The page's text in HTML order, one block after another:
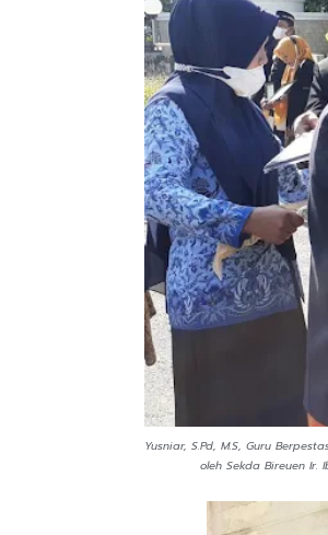
Yusniar, S.Pd, M.S, Guru
oleh Sekda Bireuen